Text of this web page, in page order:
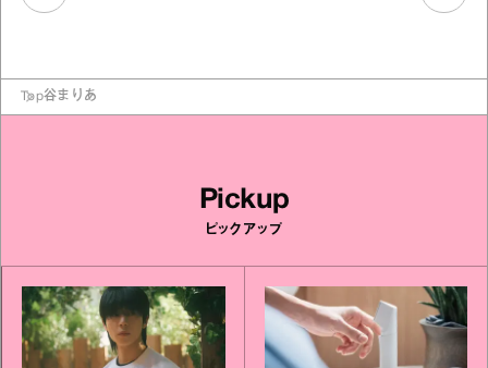
Top谷まりあ
Pickup
ピックアップ